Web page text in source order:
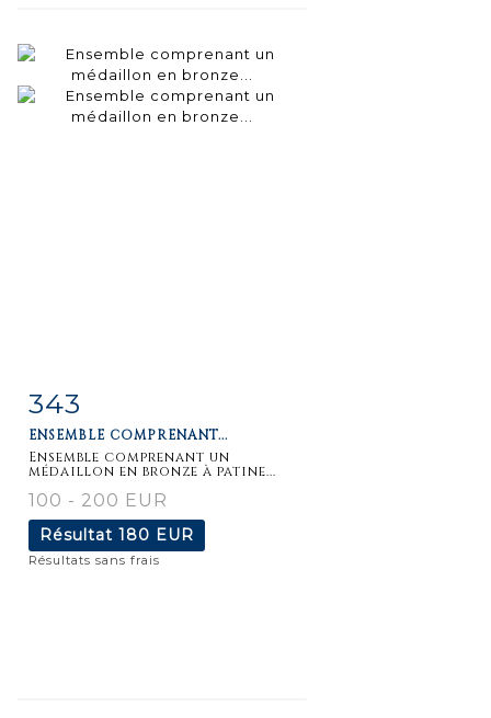
Fiche
détaillée
343
ENSEMBLE COMPRENANT...
Ensemble comprenant un
médaillon en bronze à patine...
100 - 200 EUR
Résultat 180 EUR
Résultats sans frais